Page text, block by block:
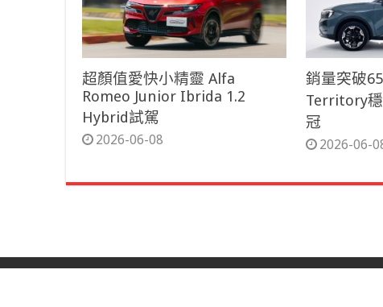
超顏值愛快小精靈 Alfa
Romeo Junior Ibrida 1.2
Hybrid試駕
2026-06-08
銷量突破
Territory穩
冠
2026-06-